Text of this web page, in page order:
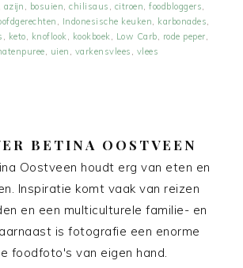
azijn , bosuien,chilisaus , citroen,foodbloggers,
, Indonesische keuken, karbonades,
, keto, knoflook, kookboek, Low Carb, rode peper,
, uien , varkensvlees , vlees
BETINA OOSTVEEN
Oostveen houdt erg van eten en
Inspiratie komt vaak van reizen
en een multiculturele familie- en
is fotografie een enorme
foodfoto's van eigen hand.